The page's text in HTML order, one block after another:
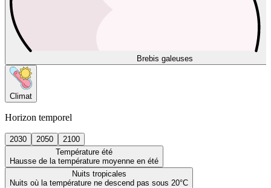
Brebis galeuses
Climat
Horizon temporel
2030 2050
2100
Température été
Hausse de la température moyenne en été
Nuits tropicales
Nuits où la température ne descend pas sous 20°C